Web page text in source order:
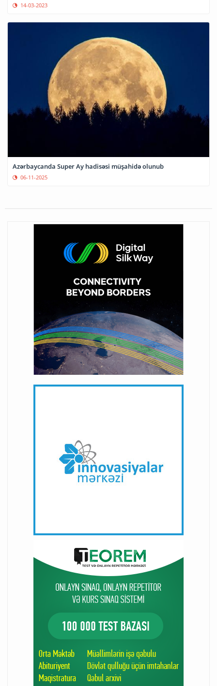
14-03-2023
Azərbaycanda Super Ay hadisəsi müşahidə olunub
06-11-2025